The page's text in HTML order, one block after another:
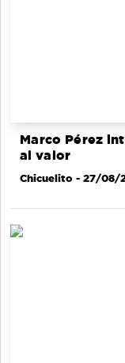
Marco Pérez
al valor
Chicuelito - 27/08/